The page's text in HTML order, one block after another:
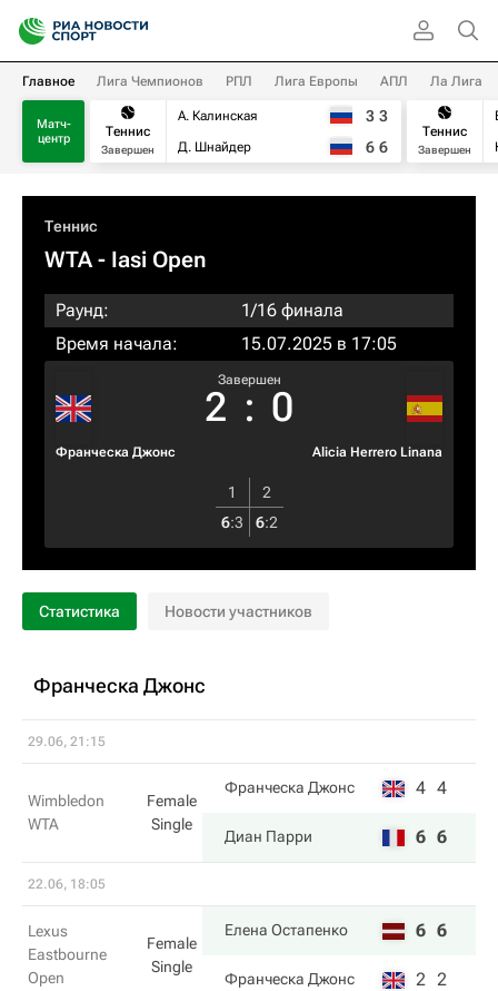
Главное Лига Чемпионов РПЛ Лига Европы АПЛ Ла Лига
Матч-
центр
Теннис
Завершен
А. Калинская
Д. Шнайдер
3 3
6 6
Теннис
Завершен
Теннис
WTA- Iasi Open
Раунд:
1/16 финала
Время начала:
15.07.2025 в 17:05
Франческа Джонс
Завершен
2 : 0
Alicia Herrero Linana
1
2
6:3 6:2
Статистика Новости участников
Франческа Джонс
29.06, 21:15
Wimbledon
WTA
Female
Single
Франческа Джонс 4 4
Диан Парри 6 6
22.06, 18:05
Lexus
Eastbourne
Open
Female
Single
Елена Остапенко 6 6
Франческа Джонс 2 2